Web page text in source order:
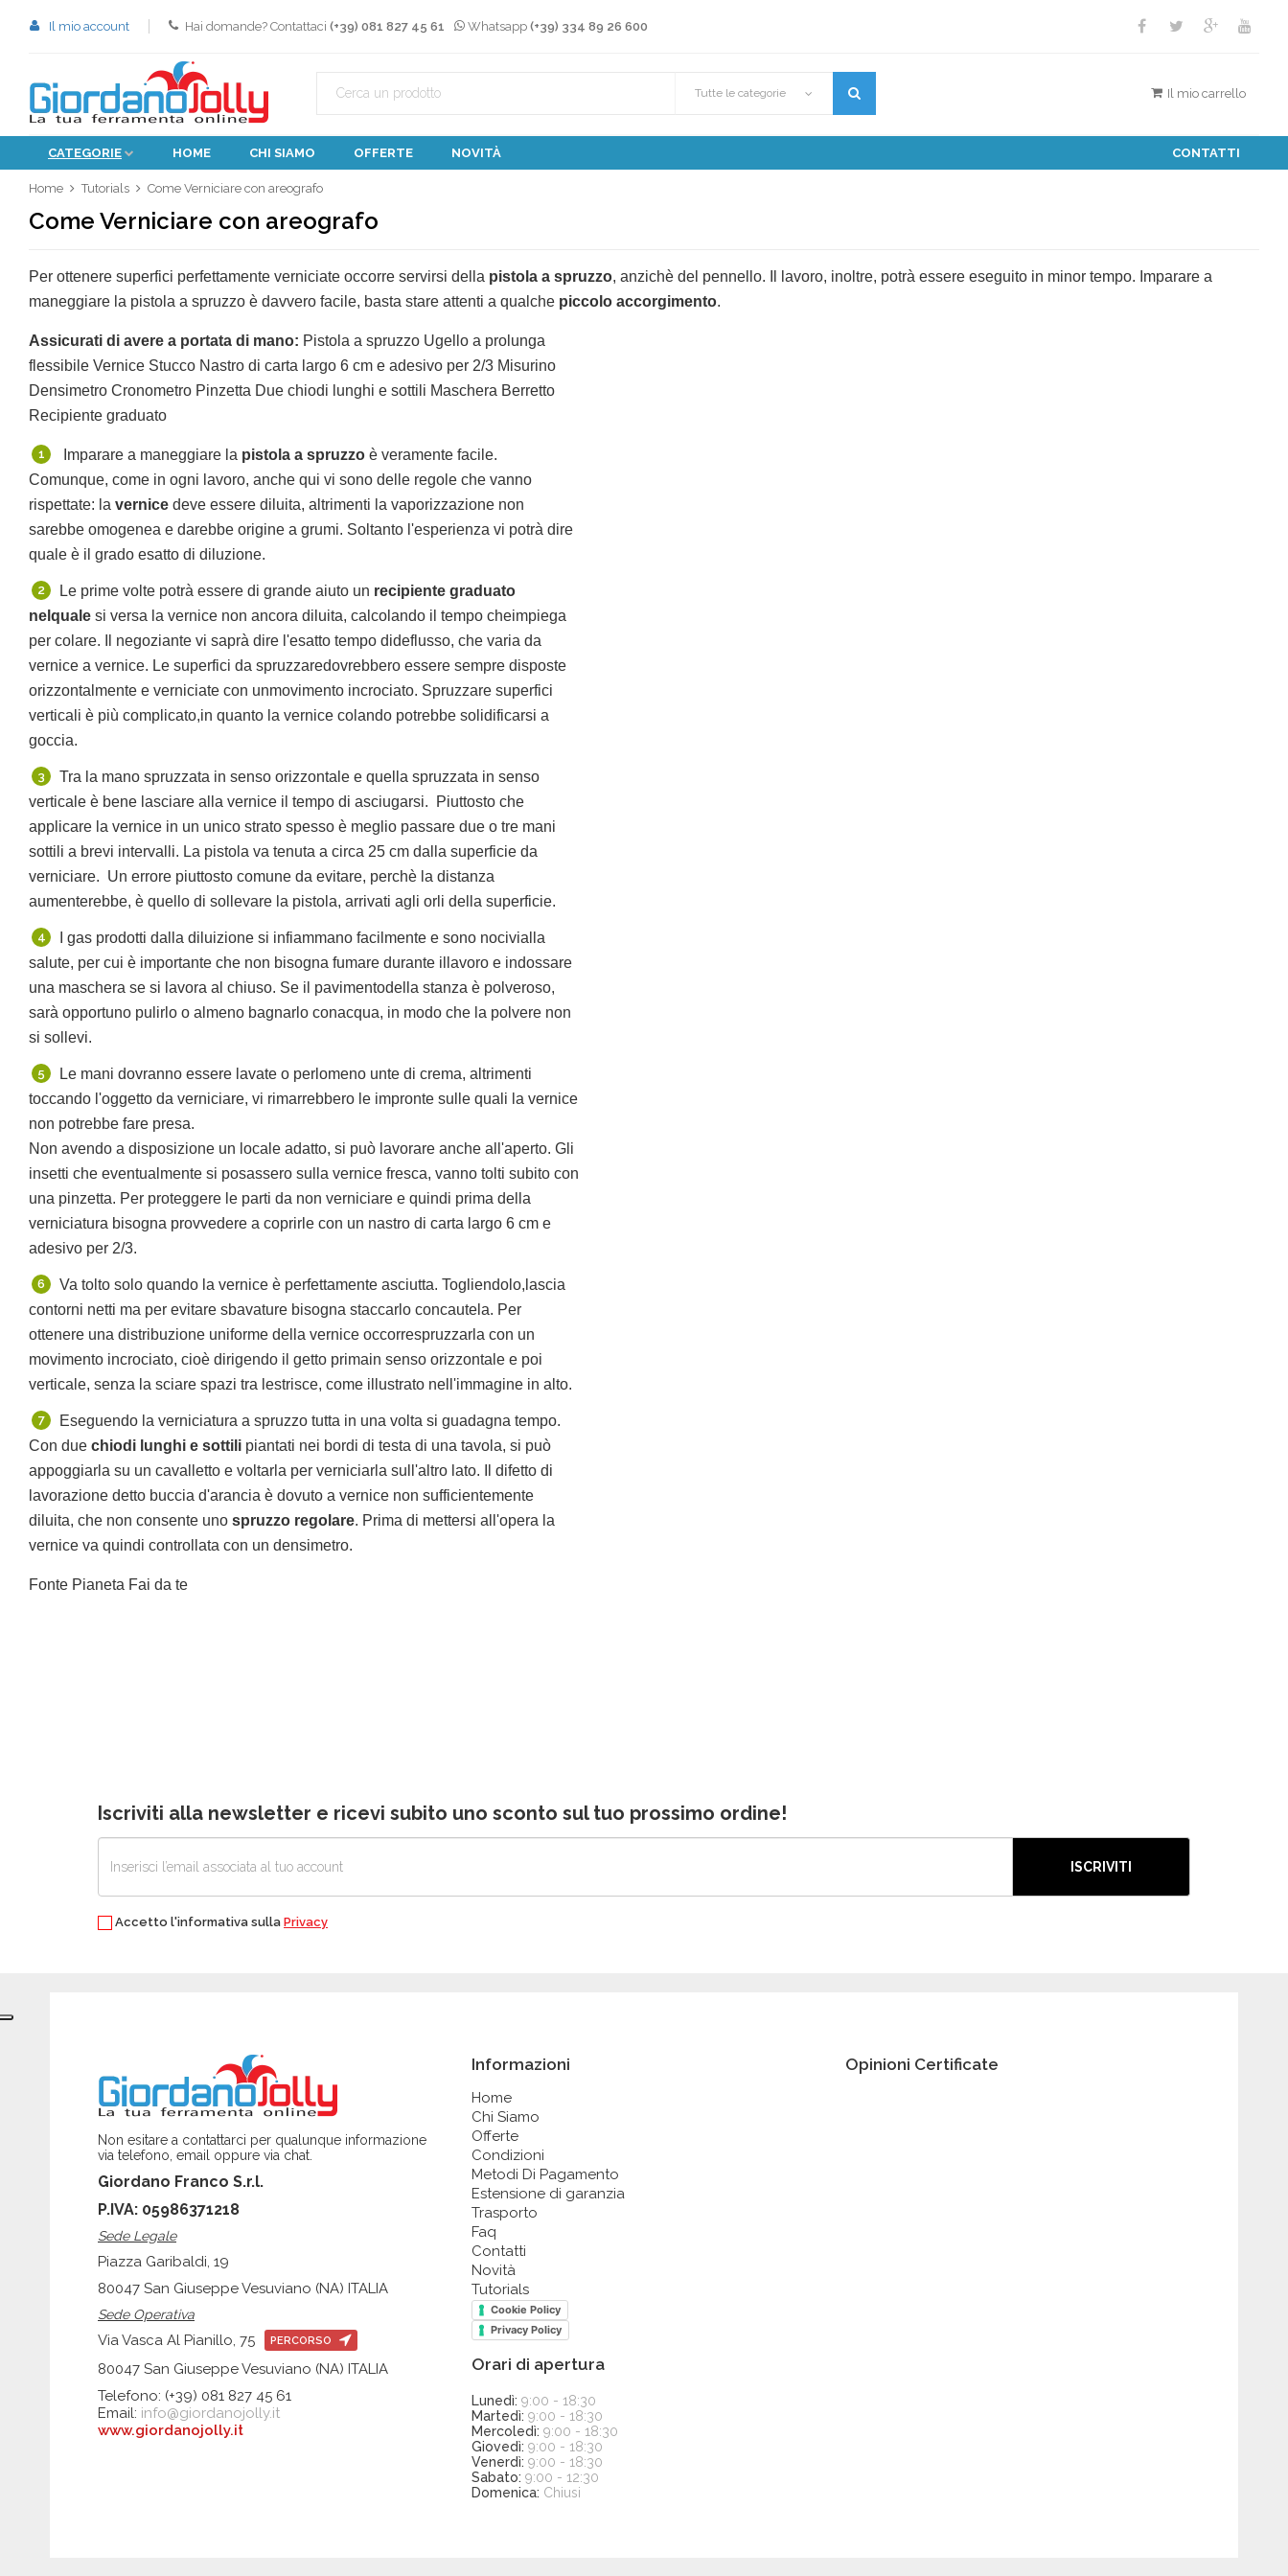
Il mio account Hai domande? Contattaci (+39) 081 827 45 61 Whatsapp (+39) 334 89 26 600
Tutte le categorie Il mio carrello
CATEGORIE HOME CHI SIAMO OFFERTE NOVITÀ CONTATTI
Home Tutorials Come Verniciare con areografo
Come Verniciare con areografo
Per ottenere superfici perfettamente verniciate occorre servirsi della pistola a spruzzo, anzichè del pennello. Il lavoro, inoltre, potrà essere eseguito in minor tempo. Imparare a
maneggiare la pistola a spruzzo è davvero facile, basta stare attenti a qualche piccolo accorgimento.
Assicurati di avere a portata di mano: Pistola a spruzzo Ugello a prolunga
flessibile Vernice Stucco Nastro di carta largo 6 cm e adesivo per 2/3 Misurino
Densimetro Cronometro Pinzetta Due chiodi lunghi e sottili Maschera Berretto
Recipiente graduato
Imparare a maneggiare la pistola a spruzzo è veramente facile.
Comunque, come in ogni lavoro, anche qui vi sono delle regole che vanno
rispettate: la vernice deve essere diluita, altrimenti la vaporizzazione non
sarebbe omogenea e darebbe origine a grumi. Soltanto l'esperienza vi potrà dire
quale è il grado esatto di diluzione.
Le prime volte potrà essere di grande aiuto un recipiente graduato
nelquale si versa la vernice non ancora diluita, calcolando il tempo cheimpiega
per colare. Il negoziante vi saprà dire l'esatto tempo dideflusso, che varia da
vernice a vernice. Le superfici da spruzzaredovrebbero essere sempre disposte
orizzontalmente e verniciate con unmovimento incrociato. Spruzzare superfici
verticali è più complicato,in quanto la vernice colando potrebbe solidificarsi a
goccia.
Tra la mano spruzzata in senso orizzontale e quella spruzzata in senso
verticale è bene lasciare alla vernice il tempo di asciugarsi. Piuttosto che
applicare la vernice in un unico strato spesso è meglio passare due o tre mani
sottili a brevi intervalli. La pistola va tenuta a circa 25 cm dalla superficie da
verniciare. Un errore piuttosto comune da evitare, perchè la distanza
aumenterebbe, è quello di sollevare la pistola, arrivati agli orli della superficie.
I gas prodotti dalla diluizione si infiammano facilmente e sono nocivialla
salute, per cui è importante che non bisogna fumare durante illavoro e indossare
una maschera se si lavora al chiuso. Se il pavimentodella stanza è polveroso,
sarà opportuno pulirlo o almeno bagnarlo conacqua, in modo che la polvere non
si sollevi.
Le mani dovranno essere lavate o perlomeno unte di crema, altrimenti
toccando l'oggetto da verniciare, vi rimarrebbero le impronte sulle quali la vernice
non potrebbe fare presa.
Non avendo a disposizione un locale adatto, si può lavorare anche all'aperto. Gli
insetti che eventualmente si posassero sulla vernice fresca, vanno tolti subito con
una pinzetta. Per proteggere le parti da non verniciare e quindi prima della
verniciatura bisogna provvedere a coprirle con un nastro di carta largo 6 cm e
adesivo per 2/3.
Va tolto solo quando la vernice è perfettamente asciutta. Togliendolo,lascia
contorni netti ma per evitare sbavature bisogna staccarlo concautela. Per
ottenere una distribuzione uniforme della vernice occorrespruzzarla con un
movimento incrociato, cioè dirigendo il getto primain senso orizzontale e poi
verticale, senza la sciare spazi tra lestrisce, come illustrato nell'immagine in alto.
Eseguendo la verniciatura a spruzzo tutta in una volta si guadagna tempo.
Con due chiodi lunghi e sottili piantati nei bordi di testa di una tavola, si può
appoggiarla su un cavalletto e voltarla per verniciarla sull'altro lato. Il difetto di
lavorazione detto buccia d'arancia è dovuto a vernice non sufficientemente
diluita, che non consente uno spruzzo regolare. Prima di mettersi all'opera la
vernice va quindi controllata con un densimetro.
Fonte Pianeta Fai da te
Iscriviti alla newsletter e ricevi subito uno sconto sul tuo prossimo ordine!
ISCRIVITI
Accetto l'informativa sulla Privacy
Non esitare a contattarci per qualunque informazione
via telefono, email oppure via chat.
Giordano Franco S.r.l.
P.IVA: 05986371218
Sede Legale
Piazza Garibaldi, 19
80047 San Giuseppe Vesuviano (NA) ITALIA
Sede Operativa
Via Vasca Al Pianillo, 75 PERCORSO
80047 San Giuseppe Vesuviano (NA) ITALIA
Telefono: (+39) 081 827 45 61
Email: info@giordanojolly.it
www.giordanojolly.it
Informazioni
Home
Chi Siamo
Offerte
Condizioni
Metodi Di Pagamento
Estensione di garanzia
Trasporto
Faq
Contatti
Novità
Tutorials
Cookie Policy
Privacy Policy
Orari di apertura
Lunedì: 9:00 - 18:30
Martedì: 9:00 - 18:30
Mercoledì: 9:00 - 18:30
Giovedì: 9:00 - 18:30
Venerdì: 9:00 - 18:30
Sabato: 9:00 - 12:30
Domenica: Chiusi
Opinioni Certificate